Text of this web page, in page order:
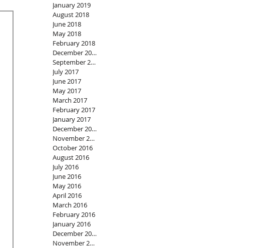
January 2019
August 2018
June 2018
May 2018
February 2018
December 2017
September 2017
July 2017
June 2017
May 2017
March 2017
February 2017
January 2017
December 2016
November 2016
October 2016
August 2016
July 2016
June 2016
May 2016
April 2016
March 2016
February 2016
January 2016
December 2015
November 2015